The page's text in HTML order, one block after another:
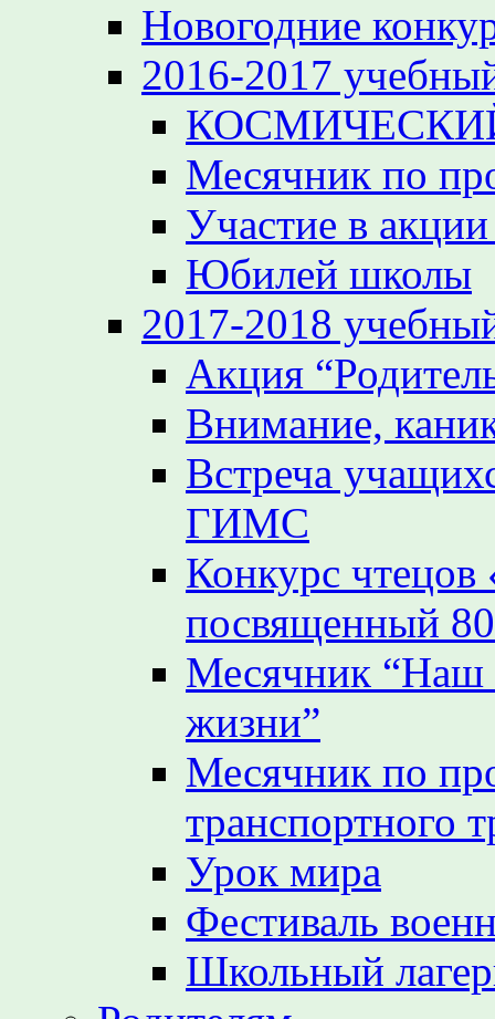
Новогодние
2016-2017
Месячник по
Участие в
Юбилей школы
2017-2018
Акция
Внимание,
Встреча
ГИМС
Конкурс
посвященный
Месячник “Наш
жизни”
Месячник по
транспортного
Урок мира
Фестиваль
Школьный